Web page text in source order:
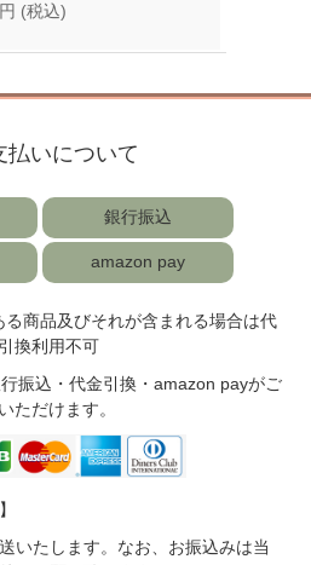
(税込)
払いについて
銀行振込
amazon pay
商品及びそれが含まれる場合は代
換利用不可
振込・代金引換・amazon payがご
ただけます。
いたします。なお、お振込みは当